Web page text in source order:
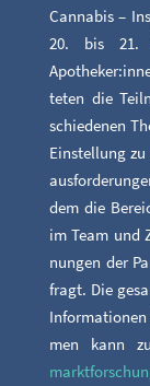
Can­na­bis –
20. bis 21.
te­ten die
schie­de­nen
Ein­stel­lung
dem die
im Team und
nun­gen der
fragt. Die
men kann